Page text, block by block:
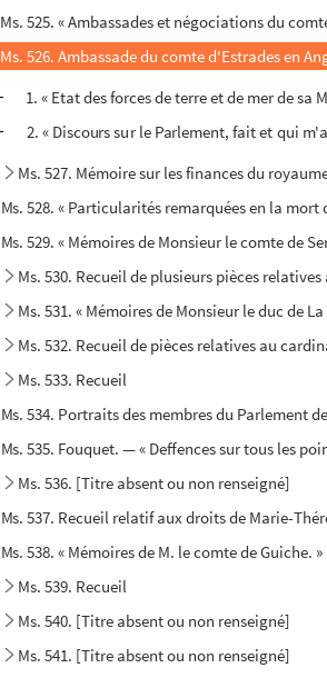
Ms. 525. « Ambassades et négociations du
Ms. 526. Ambassade du comte d'Estrades en
1. « Etat des forces de terre et de mer de
2. « Discours sur le Parlement, fait et qui
Ms. 527. Mémoire sur les finances du
Ms. 528. « Particularités remarquées en la
Ms. 529. « Mémoires de Monsieur le comte de
Ms. 530. Recueil de plusieurs pièces
Ms. 531. « Mémoires de Monsieur le duc de
Ms. 532. Recueil de pièces relatives au
Ms. 533. Recueil
Ms. 534. Portraits des membres du Parlement
Ms. 535. Fouquet. — « Deffences sur tous les
Ms. 536. [Titre absent ou non renseigné]
Ms. 537. Recueil relatif aux droits de Marie-
Ms. 538. « Mémoires de M. le comte de
Ms. 539. Recueil
Ms. 540. [Titre absent ou non renseigné]
Ms. 541. [Titre absent ou non renseigné]